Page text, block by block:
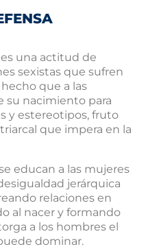
es una actitud de
sexistas que sufren
que a las
su nacimiento para
y estereotipos, fruto
que impera en la
educan a las mujeres
jerárquica
relaciones en
al nacer y formando
a los hombres el
dominar.